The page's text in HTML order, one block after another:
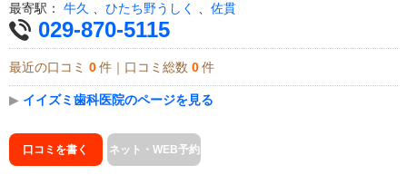
最寄駅： 牛久 、 ひたち野うしく 、 佐貫
029-870-5115
最近の口コミ 0 件｜口コミ総数 0 件
▶ イイズミ歯科医院のページを見る
口コミを書く ネット・WEB予約